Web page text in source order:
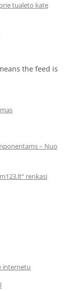
tualeto katę
the feed is
– Nuo
renkasi
internetu